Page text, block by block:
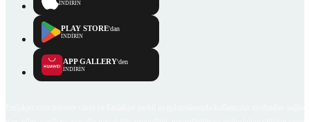
İNDİRİN
PLAY STORE'dan
İNDİRİN
APP GALLERY'den
İNDİRİN